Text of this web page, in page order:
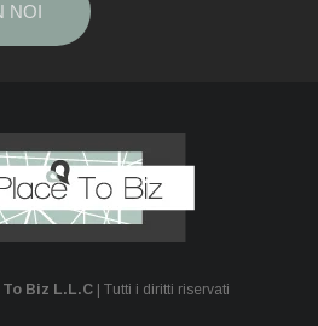
NOI
To Biz L.L.C| Tutti i diritti riservati